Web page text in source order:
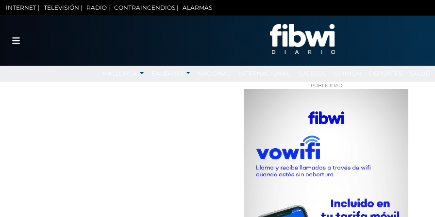
INTERNET | TELEVISIÓN | RADIO | CONTRAINCENDIOS | ALARMAS